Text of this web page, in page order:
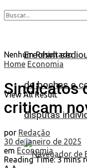
Erechim
de bochas e
disputas
Nenhum Resultado
View All Result
Home Economia
Sindicatos
criticam
por Redação
30 de janeiro de 2025
em Economia
Reading Time: 3 mins